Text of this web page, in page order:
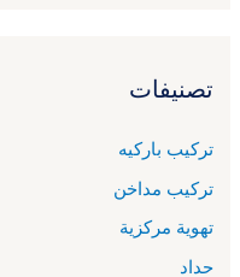
تصنيفات
تركيب باركيه
تركيب مداخن
تهوية مركزية
حداد